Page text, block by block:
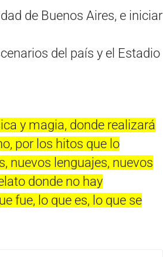
de Buenos Aires, e iniciar
del país y el Estadio
y magia, donde realizará
por los hitos que lo
nuevos lenguajes, nuevos
donde no hay
fue, lo que es, lo que se